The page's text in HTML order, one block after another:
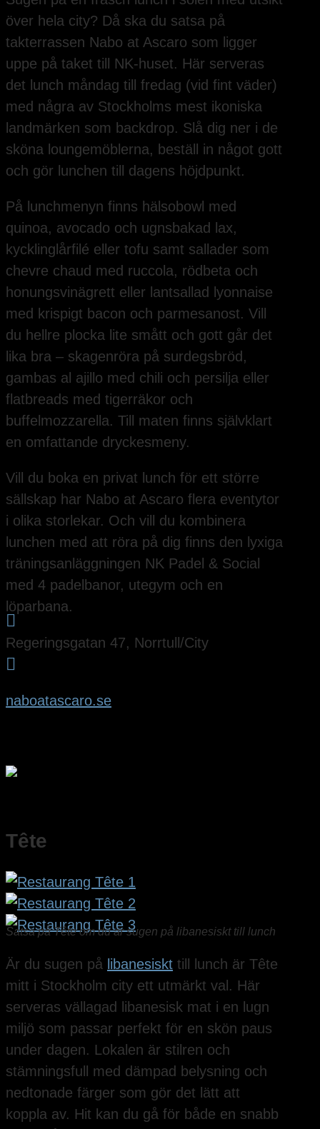
över hela city? Då ska du satsa på
takterrassen Nabo at Ascaro som ligger
uppe på taket till NK-huset. Här serveras
det lunch måndag till fredag (vid fint väder)
med några av Stockholms mest ikoniska
landmärken som backdrop. Slå dig ner i de
sköna loungemöblerna, beställ in något gott
och gör lunchen till dagens höjdpunkt.
På lunchmenyn finns hälsobowl med
quinoa, avocado och ugnsbakad lax,
kycklinglårfilé eller tofu samt sallader som
chevre chaud med ruccola, rödbeta och
honungsvinägrett eller lantsallad lyonnaise
med krispigt bacon och parmesanost. Vill
du hellre plocka lite smått och gott går det
lika bra – skagenröra på surdegsbröd,
gambas al ajillo med chili och persilja eller
flatbreads med tigerräkor och
buffelmozzarella. Till maten finns självklart
en omfattande dryckesmeny.
Vill du boka en privat lunch för ett större
sällskap har Nabo at Ascaro flera eventytor
i olika storlekar. Och vill du kombinera
lunchen med att röra på dig finns den lyxiga
träningsanläggningen NK Padel & Social
med 4 padelbanor, utegym och en
löparbana.

Regeringsgatan 47, Norrtull/City

naboatascaro.se
Tête
Satsa på Tête om du är sugen på libanesiskt till lunch
Är du sugen på libanesiskt till lunch är Tête
mitt i Stockholm city ett utmärkt val. Här
serveras vällagad libanesisk mat i en lugn
miljö som passar perfekt för en skön paus
under dagen. Lokalen är stilren och
stämningsfull med dämpad belysning och
nedtonade färger som gör det lätt att
koppla av. Hit kan du gå för både en snabb